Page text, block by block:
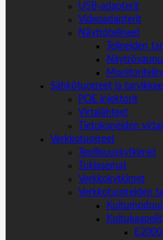
USB-adapterit
Videoadapterit
Näyttötelineet
Telineiden
Sähkötuotteet ja
POE injektorit
Virtalähteet
Tietokoneiden
Verkkotuotteet
Teollisuuskytkimet
Tukiasemat
Verkkokytkimet
Verkkotuotteiden
Kuitukaapelit